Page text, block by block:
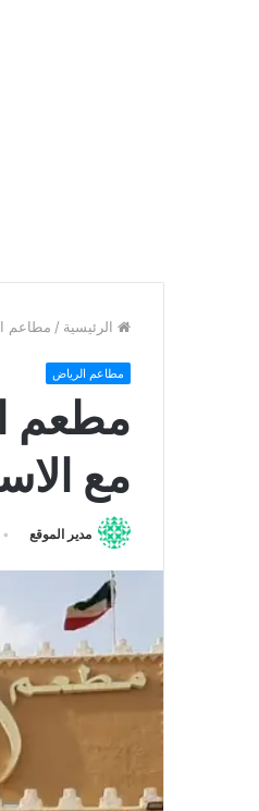
الرئيسية / مطاعم
مطاعم الرياض
مطعم
مع
مدير الموقع